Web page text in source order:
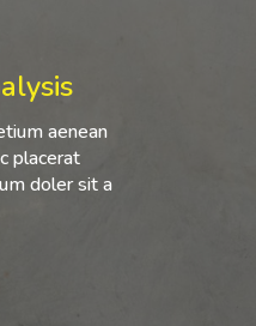
aenean
placerat
doler sit a